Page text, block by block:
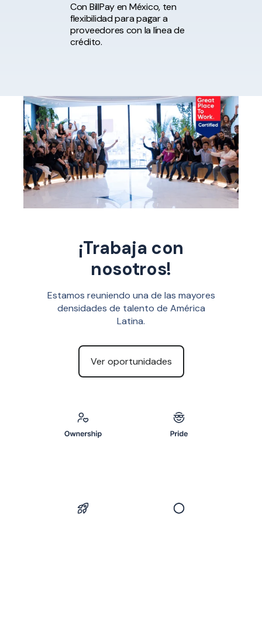
Con BillPay en México, ten
flexibilidad para pagar a
proveedores con la línea de
crédito.
¡Trabaja con
nosotros!
Estamos reuniendo una de las mayores
densidades de talento de América
Latina.
Ver oportunidades